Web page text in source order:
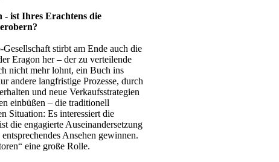
- ist Ihres Erachtens die
stirbt am Ende auch die
Eragon her – der zu verteilende
nicht mehr lohnt, ein Buch ins
andere langfristige Prozesse, durch
und neue Verkaufsstrategien
einbüßen – die traditionell
Situation: Es interessiert die
die engagierte Auseinandersetzung
Ansehen gewinnen.
eine große Rolle.